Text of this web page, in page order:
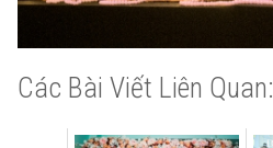
Các Bài Viết Liên Quan: